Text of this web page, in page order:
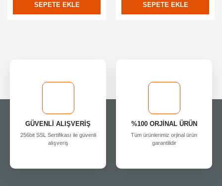
SEPETE EKLE SEPETE EKLE
GÜVENLİ ALIŞVERİŞ
256bit SSL Sertifikası ile güvenli
alışveriş
%100 ORJİNAL ÜRÜN
Tüm ürünlerimiz orjinal ürün
garantilidir